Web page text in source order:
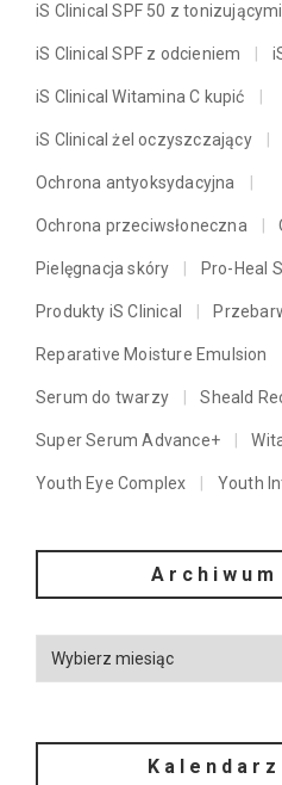
iS Clinical SPF 50 z
iS Clinical SPF z odcieniem
iS Clinical Witamina C kupić
iS Clinical żel oczyszczający
Ochrona antyoksydacyjna
Ochrona przeciwsłoneczna
Pielęgnacja skóry Pro-Heal
Produkty iS Clinical
Reparative Moisture Emulsion
Serum do twarzy Sheald
Super Serum Advance+
Youth Eye Complex Youth